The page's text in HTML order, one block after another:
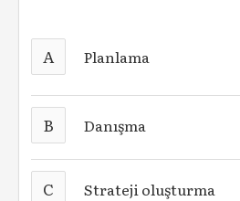
A Planlama
B Danışma
C Strateji oluşturma